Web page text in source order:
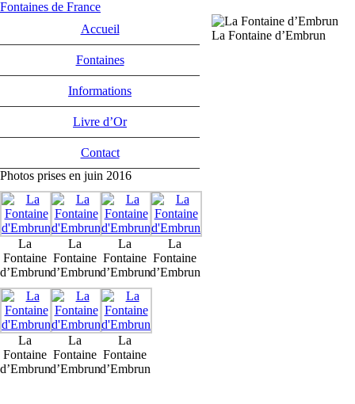
Fontaines de France
Accueil
Fontaines
Informations
Livre d’Or
Contact
La Fontaine d’Embrun
Photos prises en juin 2016
La
Fontaine
d’Embrun
La
Fontaine
d’Embrun
La
Fontaine
d’Embrun
La
Fontaine
d’Embrun
La
Fontaine
d’Embrun
La
Fontaine
d’Embrun
La
Fontaine
d’Embrun